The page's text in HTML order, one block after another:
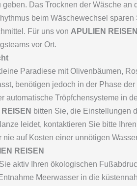
Das Trocknen der Wäsche an
beim Wäschewechsel
Für uns von APULIEN REISEN
vor Ort.
Paradiese mit Olivenbäumen,
benötigen jedoch in der Phase
automatische Tröpfchensysteme in
bitten Sie, die Einstellungen
leidet, kontaktieren Sie bitte
auf Kosten einer unnötigen
REISEN
aktiv Ihren ökologischen
Meerwasser in die